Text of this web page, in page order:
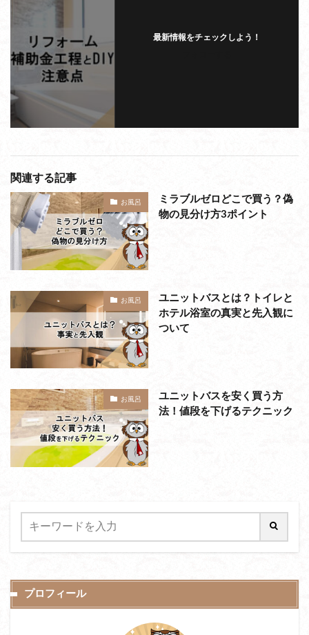
最新情報をチェックしよう！
関連する記事
お風呂
ミラブルゼロどこで買う？偽
物の見分け方3ポイント
お風呂
ユニットバスとは？トイレと
ホテル浴室の真実と先入観に
ついて
お風呂
ユニットバスを安く買う方
法！値段を下げるテクニック
プロフィール